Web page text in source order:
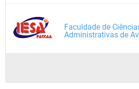
Faculdade de
Administrativas de